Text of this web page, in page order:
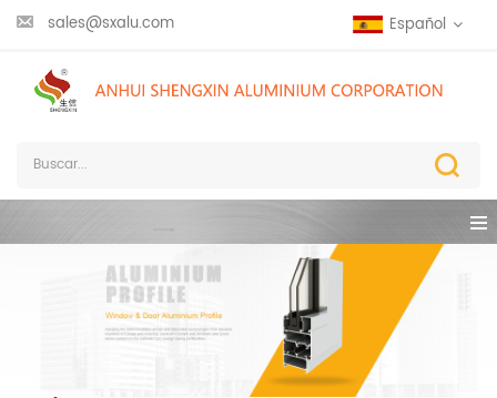
sales@sxalu.com Español